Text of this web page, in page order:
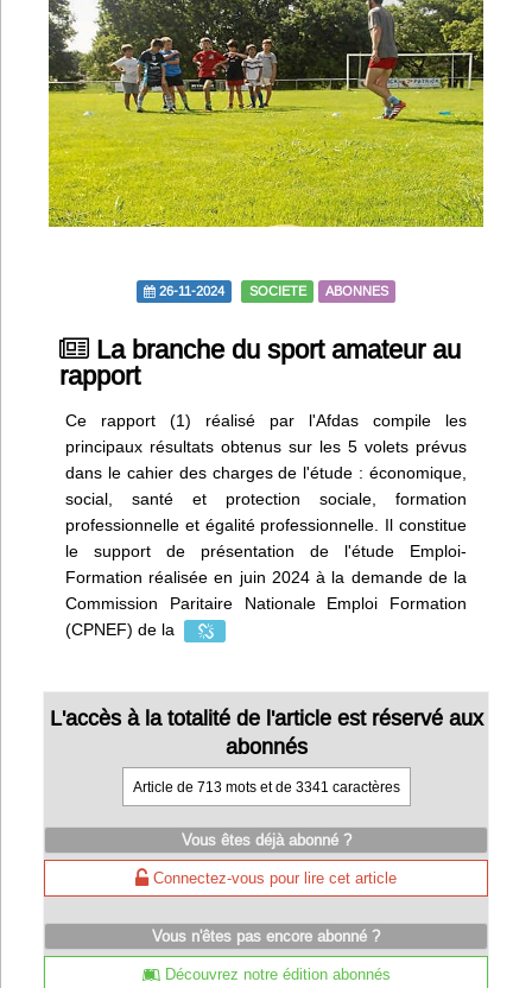
VieAsso
Infos
Divers
Abo Lettrasso
Nous contacter
26-11-2024 SOCIETE ABONNES
La branche du sport amateur au
rapport
Ce rapport (1) réalisé par l'Afdas compile les
principaux résultats obtenus sur les 5 volets prévus
dans le cahier des charges de l'étude : économique,
social, santé et protection sociale, formation
professionnelle et égalité professionnelle. Il constitue
le support de présentation de l'étude Emploi-
Formation réalisée en juin 2024 à la demande de la
Commission Paritaire Nationale Emploi Formation
(CPNEF) de la
L'accès à la totalité de l'article est réservé aux
abonnés
Article de 713 mots et de 3341 caractères
Vous êtes déjà abonné ?
Connectez-vous pour lire cet article
Vous n'êtes pas encore abonné ?
Découvrez notre édition abonnés